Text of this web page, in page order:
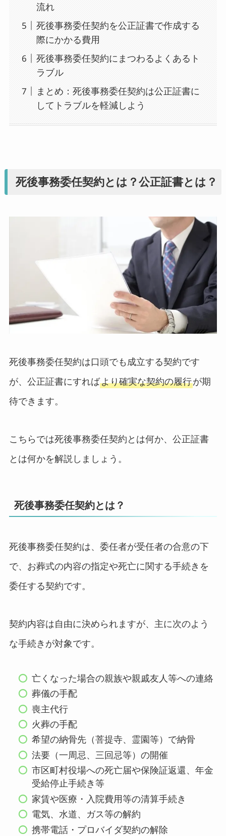
流れ
死後事務委任契約を公正証書で作成する
際にかかる費用
死後事務委任契約にまつわるよくあるト
ラブル
まとめ：死後事務委任契約は公正証書に
してトラブルを軽減しよう
死後事務委任契約とは？公正証書とは？
死後事務委任契約は口頭でも成立する契約です
が、公正証書にすればより確実な契約の履行が期
待できます。
こちらでは死後事務委任契約とは何か、公正証書
とは何かを解説しましょう。
死後事務委任契約とは？
死後事務委任契約は、委任者が受任者の合意の下
で、お葬式の内容の指定や死亡に関する手続きを
委任する契約です。
契約内容は自由に決められますが、主に次のよう
な手続きが対象です。
亡くなった場合の親族や親戚友人等への連絡
葬儀の手配
喪主代行
火葬の手配
希望の納骨先（菩提寺、霊園等）で納骨
法要（一周忌、三回忌等）の開催
市区町村役場への死亡届や保険証返還、年金
受給停止手続き等
家賃や医療・入院費用等の清算手続き
電気、水道、ガス等の解約
携帯電話・プロバイダ契約の解除